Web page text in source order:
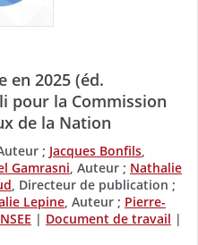
en 2025 (éd.
pour la Commission
de la Nation
Auteur ; Jacques Bonfils
Gamrasni , Auteur ; Nathalie
, Directeur de publication ;
Lepine , Auteur ; Pierre-
| Document de travail |